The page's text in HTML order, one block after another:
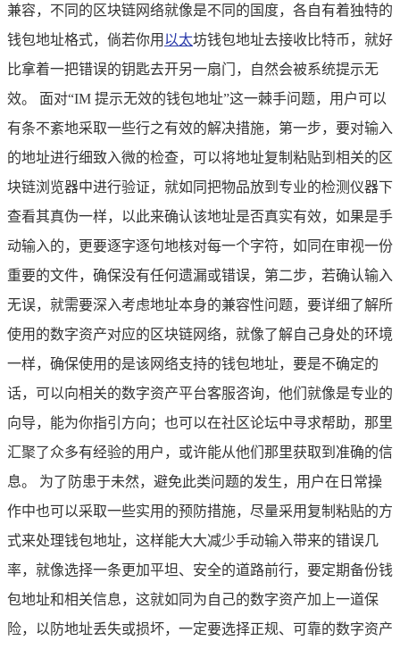
兼容，不同的区块链网络就像是不同的国度，各自有着独特的
钱包地址格式，倘若你用 以太坊钱包地址去接收比特币，就好
比拿着一把错误的钥匙去开另一扇门，自然会被系统提示无
效。 面对“IM 提示无效的钱包地址”这一棘手问题，用户可以
有条不紊地采取一些行之有效的解决措施，第一步，要对输入
的地址进行细致入微的检查，可以将地址复制粘贴到相关的区
块链浏览器中进行验证，就如同把物品放到专业的检测仪器下
查看其真伪一样，以此来确认该地址是否真实有效，如果是手
动输入的，更要逐字逐句地核对每一个字符，如同在审视一份
重要的文件，确保没有任何遗漏或错误，第二步，若确认输入
无误，就需要深入考虑地址本身的兼容性问题，要详细了解所
使用的数字资产对应的区块链网络，就像了解自己身处的环境
一样，确保使用的是该网络支持的钱包地址，要是不确定的
话，可以向相关的数字资产平台客服咨询，他们就像是专业的
向导，能为你指引方向；也可以在社区论坛中寻求帮助，那里
汇聚了众多有经验的用户，或许能从他们那里获取到准确的信
息。 为了防患于未然，避免此类问题的发生，用户在日常操
作中也可以采取一些实用的预防措施，尽量采用复制粘贴的方
式来处理钱包地址，这样能大大减少手动输入带来的错误几
率，就像选择一条更加平坦、安全的道路前行，要定期备份钱
包地址和相关信息，这就如同为自己的数字资产加上一道保
险，以防地址丢失或损坏，一定要选择正规、可靠的数字资产